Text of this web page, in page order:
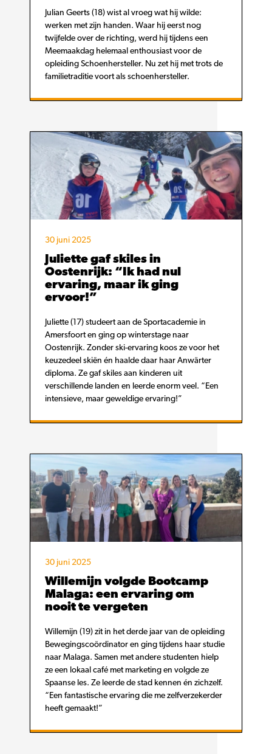
Julian Geerts (18) wist al vroeg wat hij wilde:
werken met zijn handen. Waar hij eerst nog
twijfelde over de richting, werd hij tijdens een
Meemaakdag helemaal enthousiast voor de
opleiding Schoenhersteller. Nu zet hij met trots de
familietraditie voort als schoenhersteller.
30 juni 2025
Juliette gaf skiles in
Oostenrijk: “Ik had nul
ervaring, maar ik ging
ervoor!”
Juliette (17) studeert aan de Sportacademie in
Amersfoort en ging op winterstage naar
Oostenrijk. Zonder ski-ervaring koos ze voor het
keuzedeel skiën én haalde daar haar Anwärter
diploma. Ze gaf skiles aan kinderen uit
verschillende landen en leerde enorm veel. “Een
intensieve, maar geweldige ervaring!”
30 juni 2025
Willemijn volgde Bootcamp
Malaga: een ervaring om
nooit te vergeten
Willemijn (19) zit in het derde jaar van de opleiding
Bewegingscoördinator en ging tijdens haar studie
naar Malaga. Samen met andere studenten hielp
ze een lokaal café met marketing en volgde ze
Spaanse les. Ze leerde de stad kennen én zichzelf.
“Een fantastische ervaring die me zelfverzekerder
heeft gemaakt!”